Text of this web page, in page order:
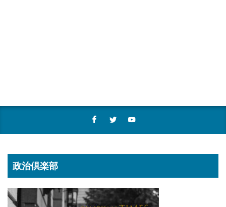
政治倶楽部